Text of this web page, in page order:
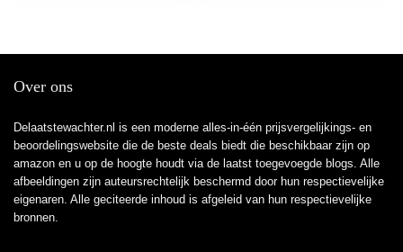
Over ons
Delaatstewachter.nl is een moderne alles-in-één prijsvergelijkings- en
beoordelingswebsite die de beste deals biedt die beschikbaar zijn op
amazon en u op de hoogte houdt via de laatst toegevoegde blogs. Alle
afbeeldingen zijn auteursrechtelijk beschermd door hun respectievelijke
eigenaren. Alle geciteerde inhoud is afgeleid van hun respectievelijke
bronnen.